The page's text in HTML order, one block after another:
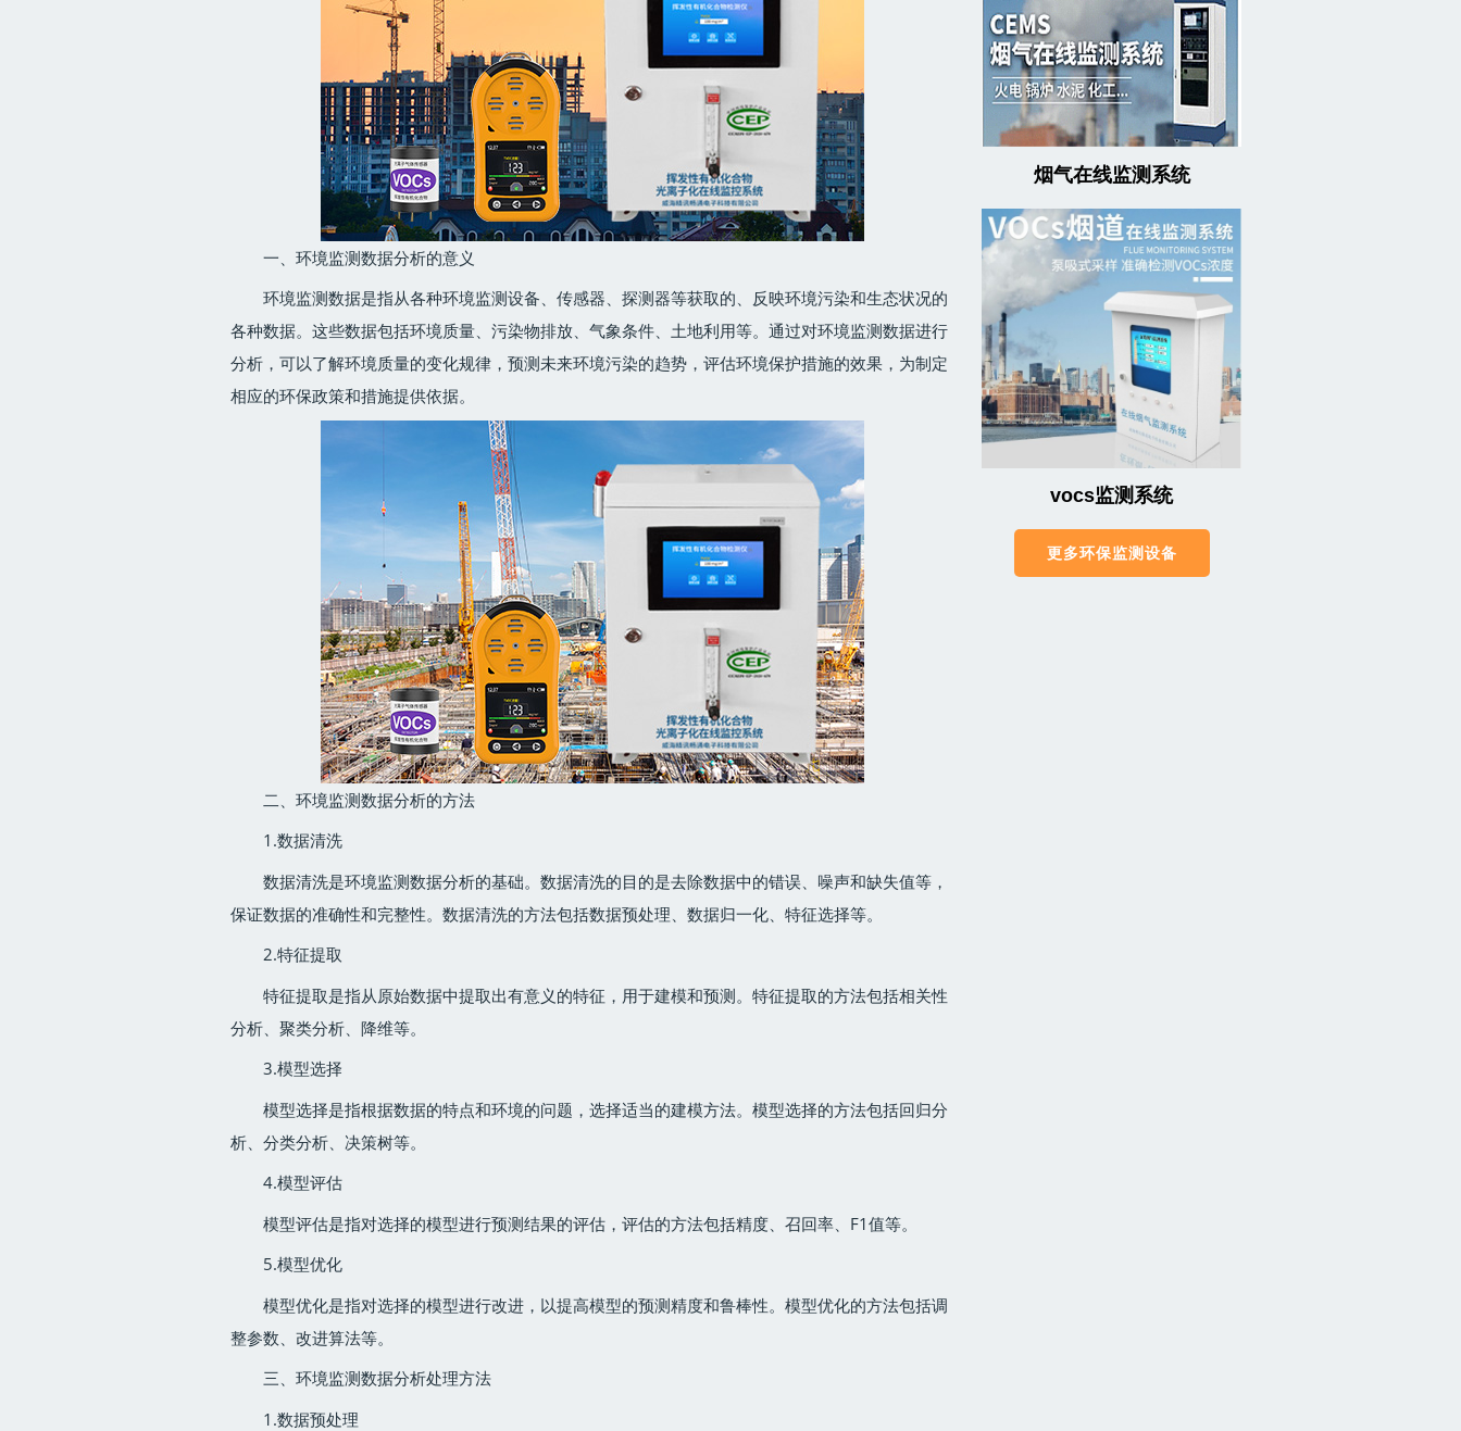
一、环境监测数据分析的意义
环境监测数据是指从各种环境监测设备、传感器、探测器等获取的、反映环境污染和生态状况的
各种数据。这些数据包括环境质量、污染物排放、气象条件、土地利用等。通过对环境监测数据进行
分析，可以了解环境质量的变化规律，预测未来环境污染的趋势，评估环境保护措施的效果，为制定
相应的环保政策和措施提供依据。
二、环境监测数据分析的方法
1.数据清洗
数据清洗是环境监测数据分析的基础。数据清洗的目的是去除数据中的错误、噪声和缺失值等，
保证数据的准确性和完整性。数据清洗的方法包括数据预处理、数据归一化、特征选择等。
2.特征提取
特征提取是指从原始数据中提取出有意义的特征，用于建模和预测。特征提取的方法包括相关性
分析、聚类分析、降维等。
3.模型选择
模型选择是指根据数据的特点和环境的问题，选择适当的建模方法。模型选择的方法包括回归分
析、分类分析、决策树等。
4.模型评估
模型评估是指对选择的模型进行预测结果的评估，评估的方法包括精度、召回率、F1值等。
5.模型优化
模型优化是指对选择的模型进行改进，以提高模型的预测精度和鲁棒性。模型优化的方法包括调
整参数、改进算法等。
三、环境监测数据分析处理方法
1.数据预处理
烟气在线监测系统
vocs监测系统
更多环保监测设备